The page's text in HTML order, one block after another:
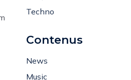
Techno
Contenus
News
Music